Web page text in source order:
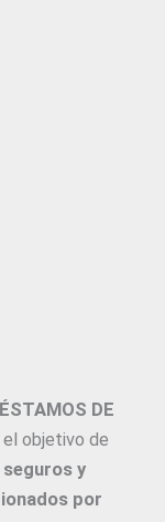
DE
objetivo de
y
por